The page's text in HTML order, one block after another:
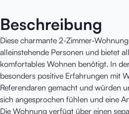
Beschreibung
Diese charmante 2-Zimmer-
alleinstehende Personen und bietet
komfortables Wohnen benötigt. In
besonders positive Erfahrungen mit
Referendaren gemacht und würden
sich angesprochen fühlen und eine
Die Wohnung verfügt über einen